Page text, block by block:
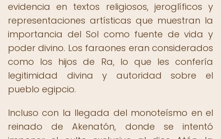
evidencia en textos religiosos, jeroglíficos y
representaciones artísticas que muestran la
importancia del Sol como fuente de vida y
poder divino. Los faraones eran considerados
como los hijos de Ra, lo que les confería
legitimidad divina y autoridad sobre el
pueblo egipcio.
Incluso con la llegada del monoteísmo en el
reinado de Akenatón, donde se intentó